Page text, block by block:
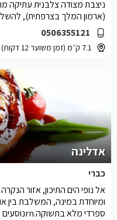
0506355121
7.1 ק״מ (זמן משוער 12 דקות)
(ארמון המלך בצרפתית),
אדלינה
כברי
אל נופי הים התיכון, אזור
ומיוחדת במינה, המשלבת בין
ספרדי מלא בתשוקה.rnנוסעים לצפון? בדרך...עוברים באדלינה